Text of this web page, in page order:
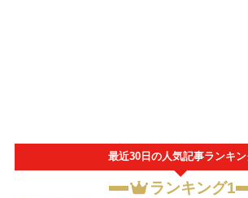
最近30日の人気記事ランキン
ランキング1